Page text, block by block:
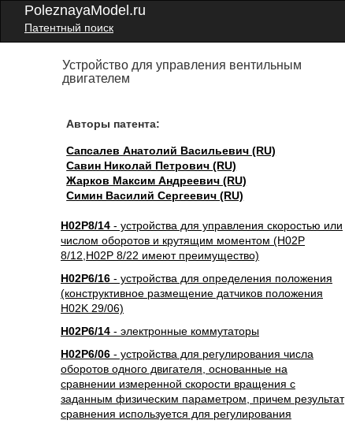
PoleznayaModel.ru
Патентный поиск
Устройство для управления вентильным
двигателем
Авторы патента:
Сапсалев Анатолий Васильевич (RU)
Савин Николай Петрович (RU)
Жарков Максим Андреевич (RU)
Симин Василий Сергеевич (RU)
H02P8/14 - устройства для управления скоростью или
числом оборотов и крутящим моментом (H02P
8/12,H02P 8/22 имеют преимущество)
H02P6/16 - устройства для определения положения
(конструктивное размещение датчиков положения
H02K 29/06)
H02P6/14 - электронные коммутаторы
H02P6/06 - устройства для регулирования числа
оборотов одного двигателя, основанные на
сравнении измеренной скорости вращения с
заданным физическим параметром, причем результат
сравнения используется для регулирования